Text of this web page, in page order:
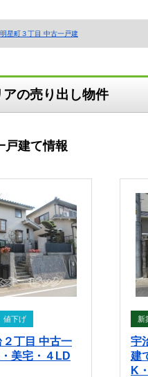
星町３丁目 中古一戸建
アの売り出し物件
戸建て情報
値下げ
丁目 中古一
美宅・４LD
新
宇
建
K